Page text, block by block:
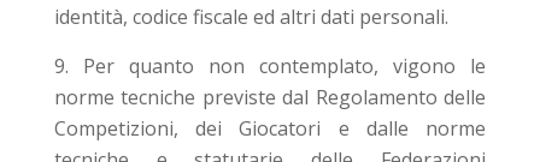
identità, codice fiscale ed altri dati personali.
Per quanto non contemplato, vigono le
norme tecniche previste dal Regolamento delle
Competizioni, dei Giocatori e dalle norme